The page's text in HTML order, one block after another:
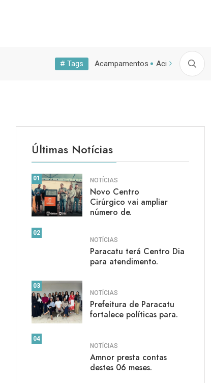
Prefeitura de Paracatu autoriza... Novo Centro
# Tags
Vagas Acampamentos Acidente
Últimas Notícias
01 NOTÍCIAS
Novo Centro
Cirúrgico vai ampliar
número de.
02
NOTÍCIAS
Paracatu terá Centro Dia
para atendimento.
03
NOTÍCIAS
Prefeitura de Paracatu
fortalece políticas para.
04
NOTÍCIAS
Amnor presta contas
destes 06 meses.